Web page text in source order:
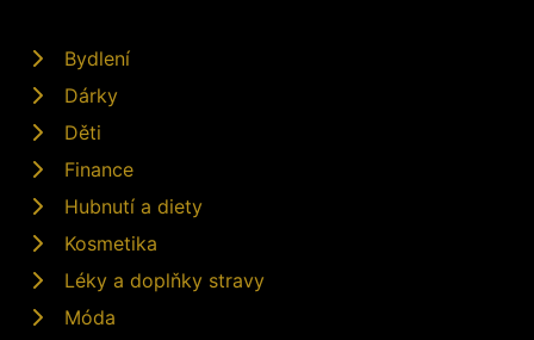
Bydlení
Dárky
Děti
Finance
Hubnutí a diety
Kosmetika
Léky a doplňky stravy
Móda